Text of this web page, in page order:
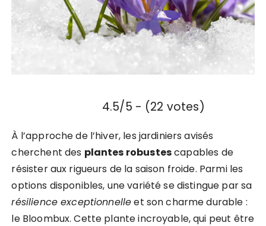
4.5/5 - (22 votes)
À l’approche de l’hiver, les jardiniers avisés
cherchent des plantes robustescapables de
résister aux rigueurs de la saison froide. Parmi les
options disponibles, une variété se distingue par sa
résilience exceptionnelleet son charme durable :
le Bloombux. Cette plante incroyable, qui peut être